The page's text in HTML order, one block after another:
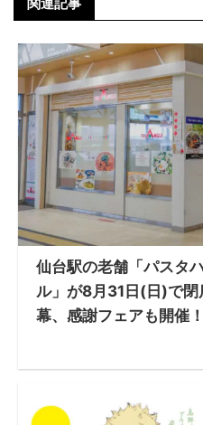
仙台駅の老舗「パスタ
ル」が8月31日(日)で
幕、感謝フェアも開催！